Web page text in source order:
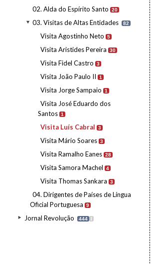
02. Alda do Espírito Santo 20
03. Visitas de Altas Entidades 82
Visita Agostinho Neto 5
Visita Aristides Pereira 30
Visita Fidel Castro 3
Visita João Paulo II 1
Visita Jorge Sampaio 1
Visita José Eduardo dos
Santos 1
Visita Luís Cabral 3
Visita Mário Soares 3
Visita Ramalho Eanes 28
Visita Samora Machel 4
Visita Thomas Sankara 3
04. Dirigentes de Países de Língua
Oficial Portuguesa
9
Jornal Revolução 444 I